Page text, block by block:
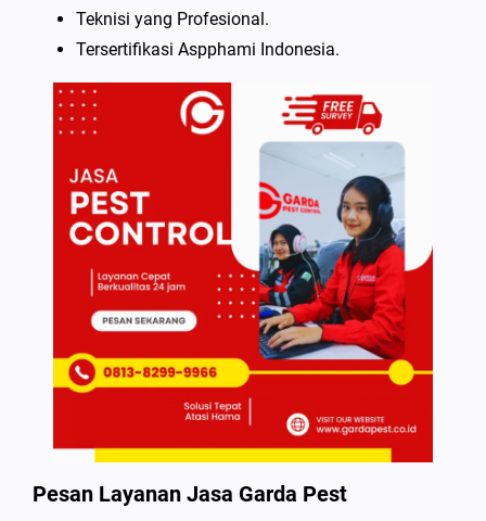
Teknisi yang Profesional.
Tersertifikasi Aspphami Indonesia.
Pesan Layanan Jasa Garda Pest